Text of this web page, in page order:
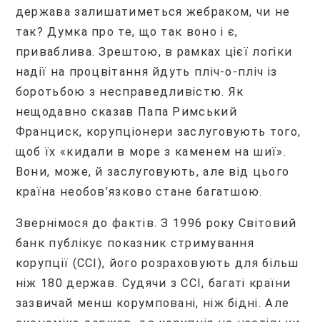
держава залишатиметься жебраком, чи не
так? Думка про те, що так воно і є,
приваблива. Зрештою, в рамках цієї логіки
надії на процвітання йдуть пліч-о-пліч із
боротьбою з несправедливістю. Як
нещодавно сказав Папа Римський
Франциск, корупціонери заслуговують того,
щоб їх «кидали в море з каменем на шиї».
Вони, може, й заслуговують, але від цього
країна необов’язково стане багатшою.
Звернімося до фактів. З 1996 року Світовий
банк публікує показник стримування
корупції (CCI), його розраховують для більш
ніж 180 держав. Судячи з CCI, багаті країни
зазвичай менш корумповані, ніж бідні. Але